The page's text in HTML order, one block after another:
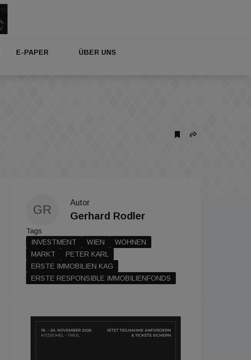
E-PAPER ÜBER UNS
GR
Autor
Gerhard Rodler
Tags
INVESTMENT
WIEN
WOHNEN
MARKT
PETER KARL
ERSTE IMMOBILIEN KAG
ERSTE RESPONSIBLE IMMOBILIENFONDS